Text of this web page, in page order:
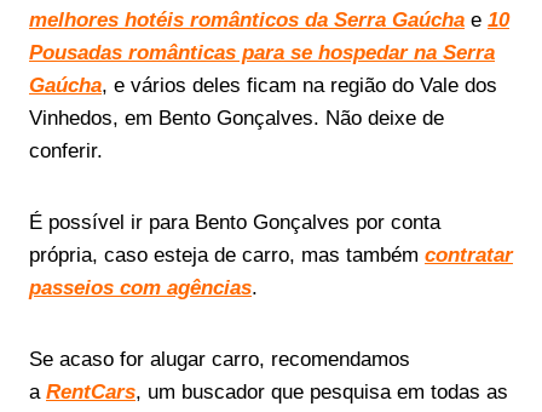
melhores hotéis românticos da Serra Gaúcha e 10
Pousadas românticas para se hospedar na Serra
Gaúcha, e vários deles ficam na região do Vale dos
Vinhedos, em Bento Gonçalves. Não deixe de
conferir.
É possível ir para Bento Gonçalves por conta
própria, caso esteja de carro, mas também contratar
passeios com agências.
Se acaso for alugar carro, recomendamos
a RentCars, um buscador que pesquisa em todas as